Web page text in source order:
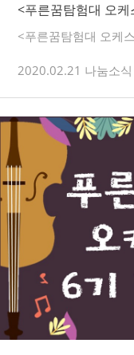
<푸른꿈탐험대 오
<푸른꿈탐험대 오케
2020.02.21 나눔소식